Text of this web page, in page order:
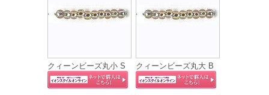
クィーンビーズ丸小 S クィーンビーズ丸大 B